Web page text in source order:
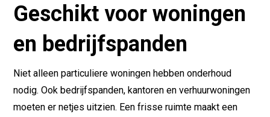
Geschikt voor woningen
en bedrijfspanden
Niet alleen particuliere woningen hebben onderhoud
nodig. Ook bedrijfspanden, kantoren en verhuurwoningen
moeten er netjes uitzien. Een frisse ruimte maakt een